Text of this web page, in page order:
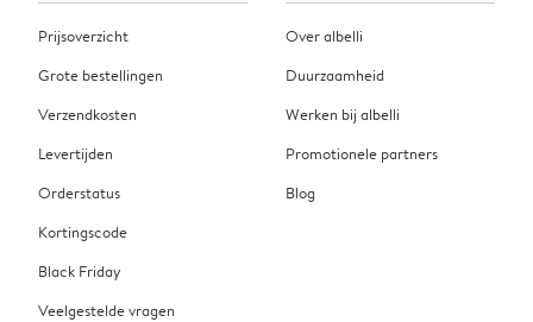
Prijsoverzicht
Grote bestellingen
Verzendkosten
Levertijden
Orderstatus
Kortingscode
Black Friday
Veelgestelde vragen
Over albelli
Duurzaamheid
Werken bij albelli
Promotionele partners
Blog